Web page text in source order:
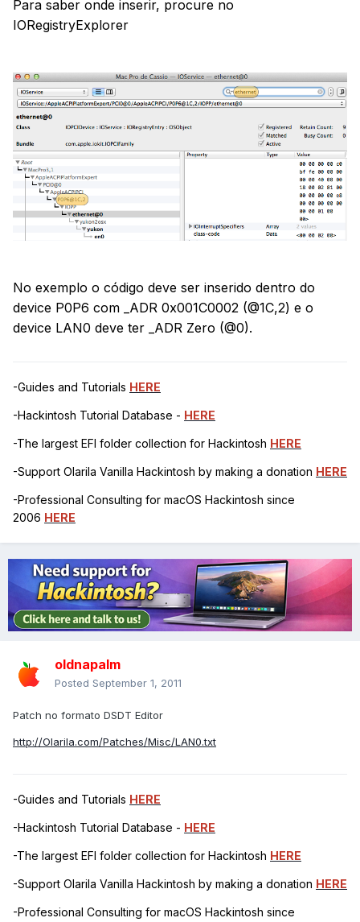
Para saber onde inserir, procure no
IORegistryExplorer
No exemplo o código deve ser inserido dentro do
device P0P6 com _ADR 0x001C0002 (@1C,2) e o
device LAN0 deve ter _ADR Zero (@0).
-Guides and Tutorials HERE
-Hackintosh Tutorial Database - HERE
-The largest EFI folder collection for Hackintosh HERE
-Support Olarila Vanilla Hackintosh by making a donation HERE
-Professional Consulting for macOS Hackintosh since
2006 HERE
oldnapalm
Posted September 1, 2011
Patch no formato DSDT Editor
http://Olarila.com/Patches/Misc/LAN0.txt
-Guides and Tutorials HERE
-Hackintosh Tutorial Database - HERE
-The largest EFI folder collection for Hackintosh HERE
-Support Olarila Vanilla Hackintosh by making a donation HERE
-Professional Consulting for macOS Hackintosh since